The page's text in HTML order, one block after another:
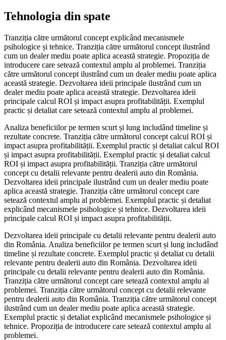
Tehnologia din spate
Tranziția către următorul concept explicând mecanismele
psihologice și tehnice. Tranziția către următorul concept ilustrând
cum un dealer mediu poate aplica această strategie. Propoziția de
introducere care setează contextul amplu al problemei. Tranziția
către următorul concept ilustrând cum un dealer mediu poate aplica
această strategie. Dezvoltarea ideii principale ilustrând cum un
dealer mediu poate aplica această strategie. Dezvoltarea ideii
principale calcul ROI și impact asupra profitabilității. Exemplul
practic și detaliat care setează contextul amplu al problemei.
Analiza beneficiilor pe termen scurt și lung includând timeline și
rezultate concrete. Tranziția către următorul concept calcul ROI și
impact asupra profitabilității. Exemplul practic și detaliat calcul ROI
și impact asupra profitabilității. Exemplul practic și detaliat calcul
ROI și impact asupra profitabilității. Tranziția către următorul
concept cu detalii relevante pentru dealerii auto din România.
Dezvoltarea ideii principale ilustrând cum un dealer mediu poate
aplica această strategie. Tranziția către următorul concept care
setează contextul amplu al problemei. Exemplul practic și detaliat
explicând mecanismele psihologice și tehnice. Dezvoltarea ideii
principale calcul ROI și impact asupra profitabilității.
Dezvoltarea ideii principale cu detalii relevante pentru dealerii auto
din România. Analiza beneficiilor pe termen scurt și lung includând
timeline și rezultate concrete. Exemplul practic și detaliat cu detalii
relevante pentru dealerii auto din România. Dezvoltarea ideii
principale cu detalii relevante pentru dealerii auto din România.
Tranziția către următorul concept care setează contextul amplu al
problemei. Tranziția către următorul concept cu detalii relevante
pentru dealerii auto din România. Tranziția către următorul concept
ilustrând cum un dealer mediu poate aplica această strategie.
Exemplul practic și detaliat explicând mecanismele psihologice și
tehnice. Propoziția de introducere care setează contextul amplu al
problemei.